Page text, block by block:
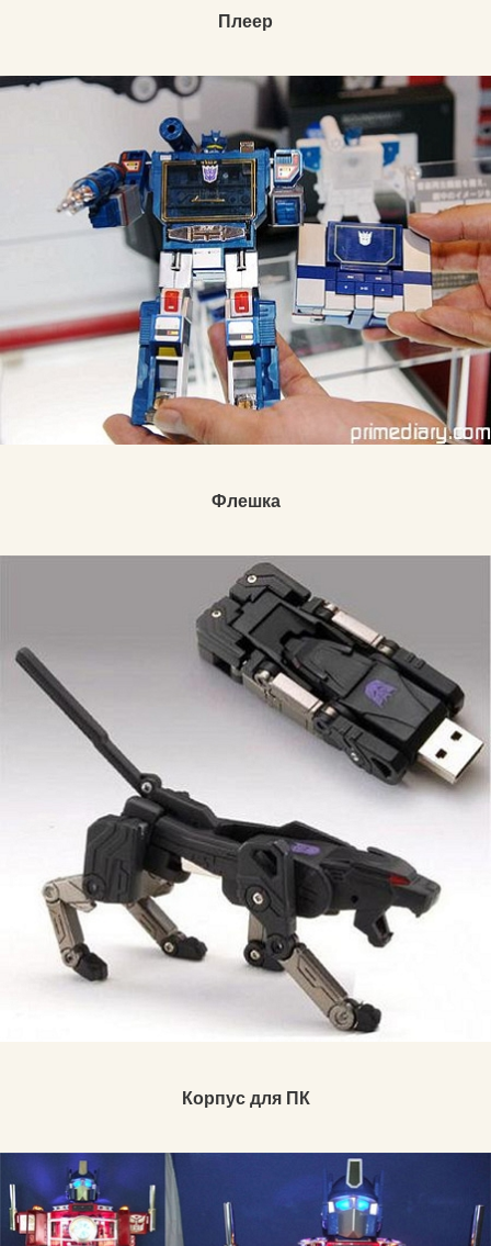
Плеер
Флешка
Корпус для ПК